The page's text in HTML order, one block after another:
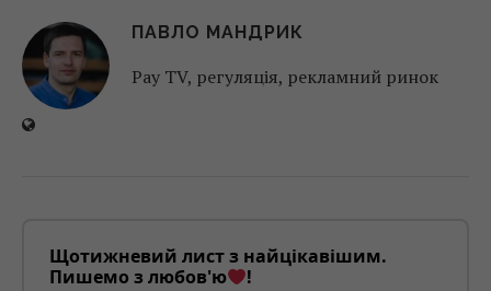
ПАВЛО МАНДРИК
Pay TV, регуляція, рекламний ринок
Щотижневий лист з найцікавішим.
Пишемо з любов'ю
!